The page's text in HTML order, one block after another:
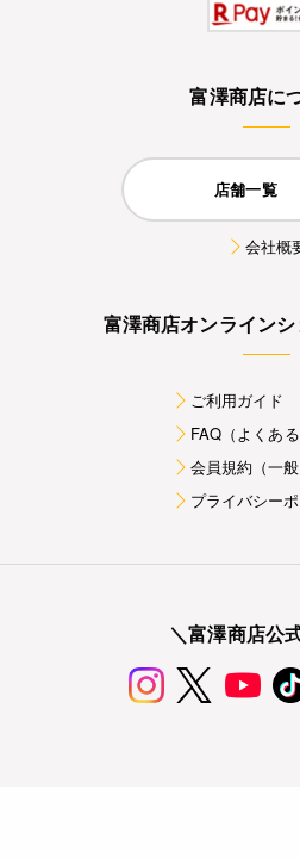
富澤商店に
店舗一覧
会社概
富澤商店オンライン
ご利用ガイド
FAQ（よくある
会員規約（一般
プライバシー
＼富澤商店公